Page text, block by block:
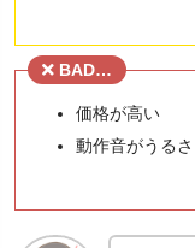
BAD…
価格が高い
動作音がうる